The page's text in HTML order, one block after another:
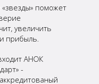
поможет
увеличить
прибыль.
АНОК
-